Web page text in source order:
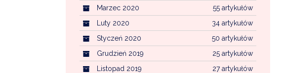
55 artykułów
Marzec 2020
34 artykułów
Luty 2020
50 artykułów
Styczeń 2020
25 artykułów
Grudzień 2019
27 artykułów
Listopad 2019